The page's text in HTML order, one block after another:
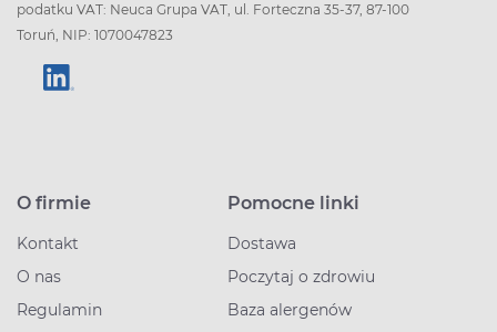
podatku VAT: Neuca Grupa VAT, ul. Forteczna 35-37, 87-100
Toruń, NIP: 1070047823
O firmie
Kontakt
O nas
Regulamin
Pomocne linki
Dostawa
Poczytaj o zdrowiu
Baza alergenów